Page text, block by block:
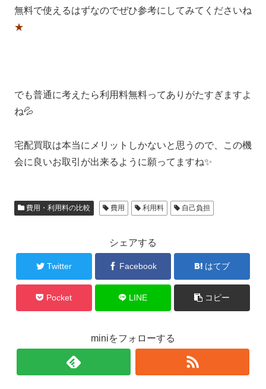
無料で使えるはずなのでぜひ参考にしてみてくださいね
★
でも普通に考えたら利用料無料ってありがたすぎますよ
ね💦
宅配買取は本当にメリットしかないと思うので、この機
会に良いお取引が出来るように願ってますね✨
費用・利用料の比較 費用 利用料 自己負担
シェアする
Twitter Facebook はてブ
Pocket LINE コピー
miniをフォローする